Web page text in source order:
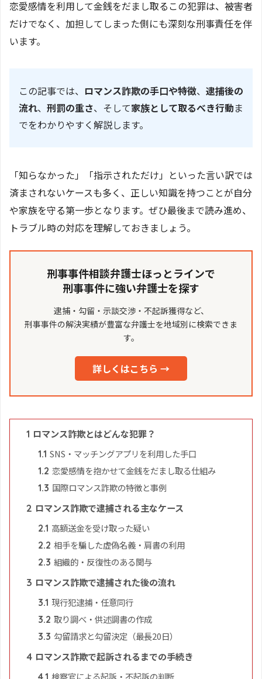
恋愛感情を利用して金銭をだまし取るこの犯罪は、被害者
だけでなく、加担してしまった側にも深刻な刑事責任を伴
います。
この記事では、 ロマンス詐欺の手口や特徴、 逮捕後の
流れ、 刑罰の重さ、そして家族として取るべき行動ま
でをわかりやすく解説します。
「知らなかった」「指示されただけ」といった言い訳では
済まされないケースも多く、正しい知識を持つことが自分
や家族を守る第一歩となります。ぜひ最後まで読み進め、
トラブル時の対応を理解しておきましょう。
刑事事件相談弁護士ほっとラインで
刑事事件に強い弁護士を探す
逮捕・勾留・示談交渉・不起訴獲得など、
刑事事件の解決実績が豊富な弁護士を地域別に検索できま
す。
詳しくはこちら →
1 ロマンス詐欺とはどんな犯罪？
1.1 SNS・マッチングアプリを利用した手口
1.2 恋愛感情を抱かせて金銭をだまし取る仕組み
1.3 国際ロマンス詐欺の特徴と事例
2 ロマンス詐欺で逮捕される主なケース
2.1 高額送金を受け取った疑い
2.2 相手を騙した虚偽名義・肩書の利用
2.3 組織的・反復性のある関与
3 ロマンス詐欺で逮捕された後の流れ
3.1 現行犯逮捕・任意同行
3.2 取り調べ・供述調書の作成
3.3 勾留請求と勾留決定（最長20日）
4 ロマンス詐欺で起訴されるまでの手続き
4.1 検察官による起訴・不起訴の判断